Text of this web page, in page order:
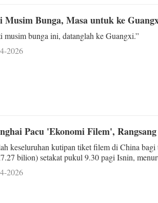
Musim Bunga, Masa untuk ke
musim bunga ini, datanglah ke Guangxi.”
2026
Pacu 'Ekonomi Filem',
keseluruhan kutipan tiket filem di China
bilion) setakat pukul 9.30 pagi Isnin,
2026